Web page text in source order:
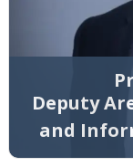
Deputy
and